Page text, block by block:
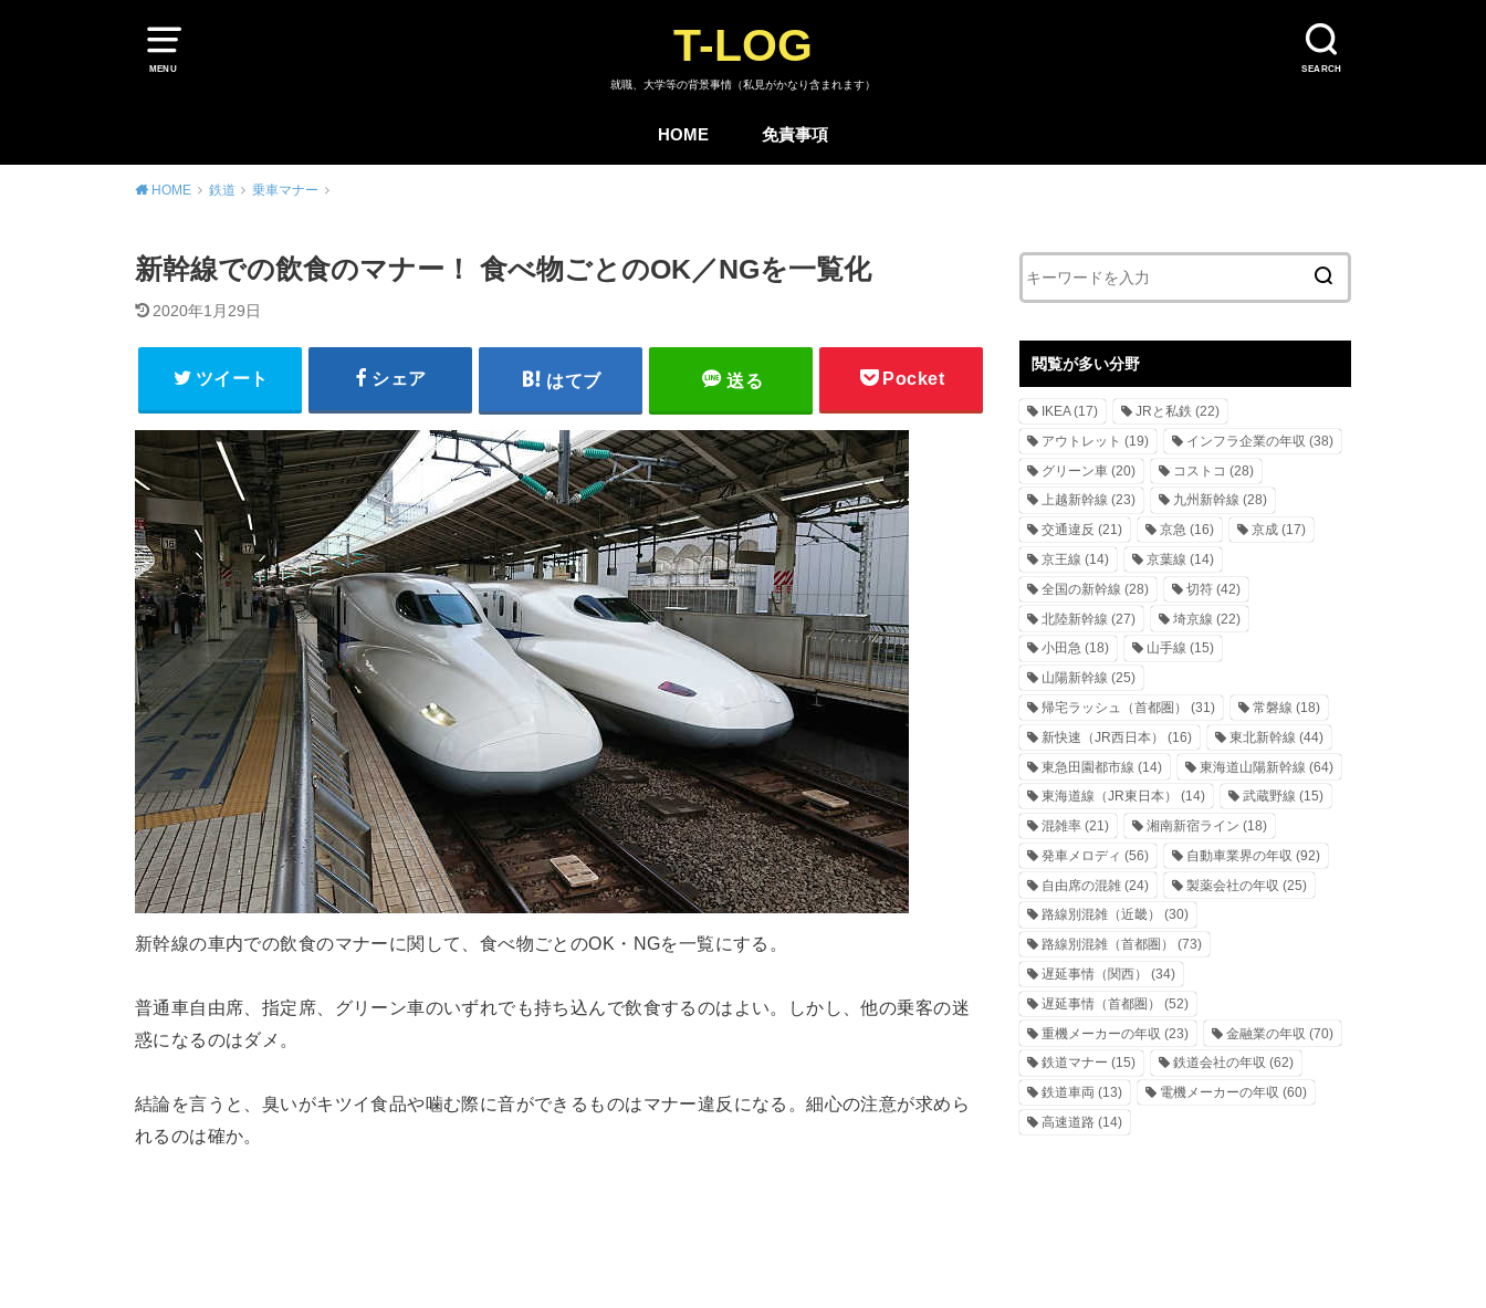
MENU SEARCH
T-LOG
就職、大学等の背景事情（私見がかなり含まれます）
HOME 免責事項
HOME 鉄道 乗車マナー
新幹線での飲食のマナー！ 食べ物ごとのOK／NGを一覧化
2020年1月29日
ツイート シェア はてブ 送る Pocket
新幹線の車内での飲食のマナーに関して、食べ物ごとのOK・NGを一覧にする。
普通車自由席、指定席、グリーン車のいずれでも持ち込んで飲食するのはよい。しかし、他の乗客の迷
惑になるのはダメ。
結論を言うと、臭いがキツイ食品や噛む際に音ができるものはマナー違反になる。細心の注意が求めら
れるのは確か。
閲覧が多い分野
IKEA(17) JRと私鉄 (22)
アウトレット (19) インフラ企業の年収 (38)
グリーン車 (20) コストコ (28)
上越新幹線 (23) 九州新幹線 (28)
交通違反 (21) 京急 (16) 京成(17)
京王線 (14) 京葉線 (14)
全国の新幹線 (28) 切符(42)
北陸新幹線 (27) 埼京線 (22)
小田急 (18) 山手線 (15)
山陽新幹線 (25)
帰宅ラッシュ（首都圏）
(31) 常磐線 (18)
新快速（JR西日本）
(16) 東北新幹線 (44)
東急田園都市線 (14) 東海道山陽新幹線 (64)
東海道線（JR東日本）
(14) 武蔵野線 (15)
混雑率 (21) 湘南新宿ライン (18)
発車メロディ (56) 自動車業界の年収 (92)
自由席の混雑 (24) 製薬会社の年収 (25)
路線別混雑（近畿）
(30)
路線別混雑（首都圏）
(73)
遅延事情（関西）
(34)
遅延事情（首都圏）
(52)
重機メーカーの年収 (23) 金融業の年収 (70)
鉄道マナー (15) 鉄道会社の年収 (62)
鉄道車両 (13) 電機メーカーの年収 (60)
高速道路 (14)